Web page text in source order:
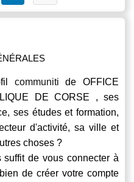
communiti de OFFICE
DE CORSE , ses
ses études et formation,
d'activité, sa ville et
choses ?
de vous connecter à
de créer votre compte